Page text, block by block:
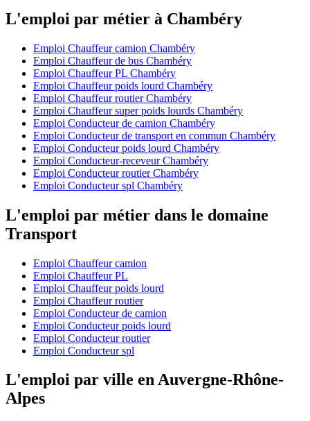
L'emploi par métier à Chambéry
Emploi Chauffeur camion Chambéry
Emploi Chauffeur de bus Chambéry
Emploi Chauffeur PL Chambéry
Emploi Chauffeur poids lourd Chambéry
Emploi Chauffeur routier Chambéry
Emploi Chauffeur super poids lourds Chambéry
Emploi Conducteur de camion Chambéry
Emploi Conducteur de transport en commun Chambéry
Emploi Conducteur poids lourd Chambéry
Emploi Conducteur-receveur Chambéry
Emploi Conducteur routier Chambéry
Emploi Conducteur spl Chambéry
L'emploi par métier dans le domaine
Transport
Emploi Chauffeur camion
Emploi Chauffeur PL
Emploi Chauffeur poids lourd
Emploi Chauffeur routier
Emploi Conducteur de camion
Emploi Conducteur poids lourd
Emploi Conducteur routier
Emploi Conducteur spl
L'emploi par ville en Auvergne-Rhône-
Alpes